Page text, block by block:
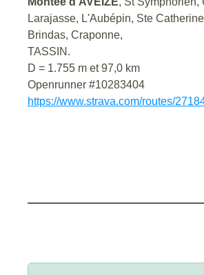
Larajasse, L'Aubépin, Ste
Brindas, Craponne,
TASSIN.
D = 1.755 m et 97,0 km
Openrunner #10283404
https://www.strava.com/routes/